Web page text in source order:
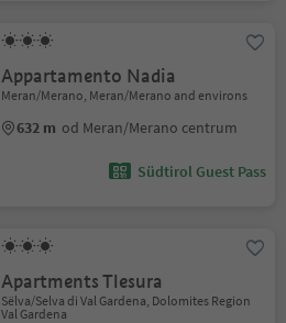
Appartamento Nadia
Meran/Merano, Meran/Merano and environs
632 m od Meran/Merano centrum
Südtirol Guest Pass
Apartments Tlesura
Sëlva/Selva di Val Gardena, Dolomites Region
Val Gardena